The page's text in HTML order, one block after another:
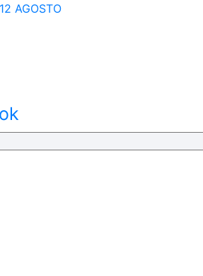
AGOSTO